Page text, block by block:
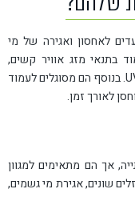
לאחסון ואגירה של מי
בתנאי מזג אוויר קשים,
טמפרטורות חום וקור קיצוניות והן עמידה לקרני UV. בנוסף הם מסוגלים לעמוד
לאורך זמן.
אך הם מתאימים למגוון
שונים, אגירת מי גשמים,